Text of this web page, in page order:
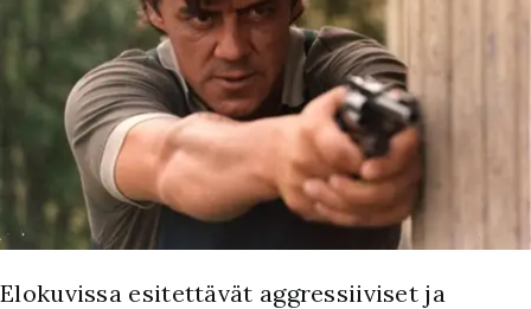
Elokuvissa esitettävät aggressiiviset ja